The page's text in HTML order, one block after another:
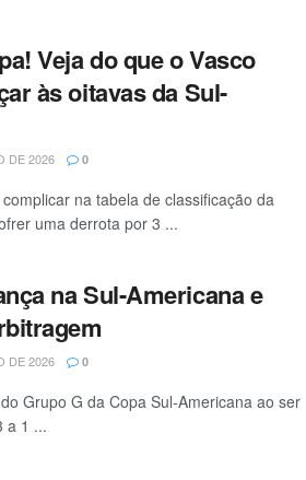
Veja do que o Vasco
às oitavas da Sul-
DE 2026 0
na tabela de classificação da
uma derrota por 3 ...
na Sul-Americana e
DE 2026 0
Grupo G da Copa Sul-Americana ao ser
a 1 ...